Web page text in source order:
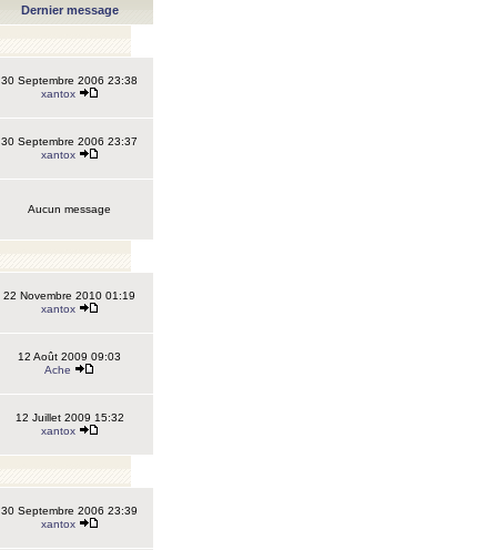
Dernier message
30 Septembre 2006 23:38
xantox
30 Septembre 2006 23:37
xantox
Aucun message
22 Novembre 2010 01:19
xantox
12 Août 2009 09:03
Ache
12 Juillet 2009 15:32
xantox
30 Septembre 2006 23:39
xantox